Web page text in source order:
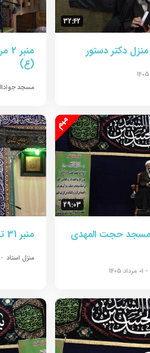
32:42
(ع)
مسجد
29:03
1 مرداد 1405، مسجد حجت المهدی
- 01 مرداد 1405
منبر 31 تیر 1405، منزل استاد
منزل استاد - 31 تیر 1405